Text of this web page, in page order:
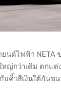
ยนต์ไฟฟ้า NETA
กว่าเดิม ตกแต่
บคิ้วสีเงินใต้กันช